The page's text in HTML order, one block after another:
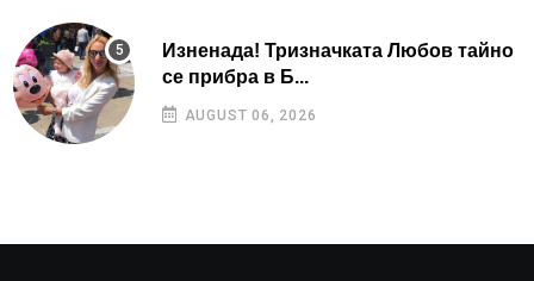
Изненада! Тризначката Любов тайно
се прибра в Б...
AUGUST 06, 2026